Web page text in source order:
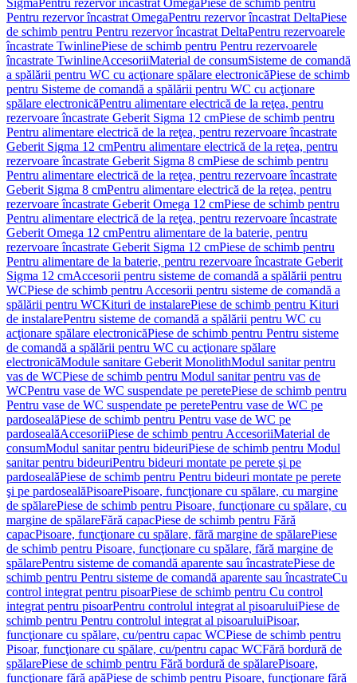
SigmaPentru rezervor încastrat OmegaPiese de schimb pentru
Pentru rezervor încastrat OmegaPentru rezervor încastrat DeltaPiese
de schimb pentru Pentru rezervor încastrat DeltaPentru rezervoarele
încastrate TwinlinePiese de schimb pentru Pentru rezervoarele
încastrate TwinlineAccesoriiMaterial de consumSisteme de comandă
a spălării pentru WC cu acţionare spălare electronicăPiese de schimb
pentru Sisteme de comandă a spălării pentru WC cu acţionare
spălare electronicăPentru alimentare electrică de la reţea, pentru
rezervoare încastrate Geberit Sigma 12 cmPiese de schimb pentru
Pentru alimentare electrică de la reţea, pentru rezervoare încastrate
Geberit Sigma 12 cmPentru alimentare electrică de la reţea, pentru
rezervoare încastrate Geberit Sigma 8 cmPiese de schimb pentru
Pentru alimentare electrică de la reţea, pentru rezervoare încastrate
Geberit Sigma 8 cmPentru alimentare electrică de la reţea, pentru
rezervoare încastrate Geberit Omega 12 cmPiese de schimb pentru
Pentru alimentare electrică de la reţea, pentru rezervoare încastrate
Geberit Omega 12 cmPentru alimentare de la baterie, pentru
rezervoare încastrate Geberit Sigma 12 cmPiese de schimb pentru
Pentru alimentare de la baterie, pentru rezervoare încastrate Geberit
Sigma 12 cmAccesorii pentru sisteme de comandă a spălării pentru
WCPiese de schimb pentru Accesorii pentru sisteme de comandă a
spălării pentru WCKituri de instalarePiese de schimb pentru Kituri
de instalarePentru sisteme de comandă a spălării pentru WC cu
acţionare spălare electronicăPiese de schimb pentru Pentru sisteme
de comandă a spălării pentru WC cu acţionare spălare
electronicăModule sanitare Geberit MonolithModul sanitar pentru
vas de WCPiese de schimb pentru Modul sanitar pentru vas de
WCPentru vase de WC suspendate pe peretePiese de schimb pentru
Pentru vase de WC suspendate pe peretePentru vase de WC pe
pardosealăPiese de schimb pentru Pentru vase de WC pe
pardosealăAccesoriiPiese de schimb pentru AccesoriiMaterial de
consumModul sanitar pentru bideuriPiese de schimb pentru Modul
sanitar pentru bideuriPentru bideuri montate pe perete şi pe
pardosealăPiese de schimb pentru Pentru bideuri montate pe perete
şi pe pardosealăPisoarePisoare, funcţionare cu spălare, cu margine
de spălarePiese de schimb pentru Pisoare, funcţionare cu spălare, cu
margine de spălareFără capacPiese de schimb pentru Fără
capacPisoare, funcţionare cu spălare, fără margine de spălarePiese
de schimb pentru Pisoare, funcţionare cu spălare, fără margine de
spălarePentru sisteme de comandă aparente sau încastratePiese de
schimb pentru Pentru sisteme de comandă aparente sau încastrateCu
control integrat pentru pisoarPiese de schimb pentru Cu control
integrat pentru pisoarPentru controlul integrat al pisoaruluiPiese de
schimb pentru Pentru controlul integrat al pisoaruluiPisoar,
funcţionare cu spălare, cu/pentru capac WCPiese de schimb pentru
Pisoar, funcţionare cu spălare, cu/pentru capac WCFără bordură de
spălarePiese de schimb pentru Fără bordură de spălarePisoare,
funcţionare fără apăPiese de schimb pentru Pisoare, funcţionare fără